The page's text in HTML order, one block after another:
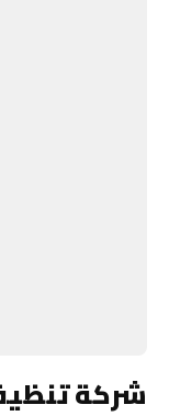
شركة تنظيف